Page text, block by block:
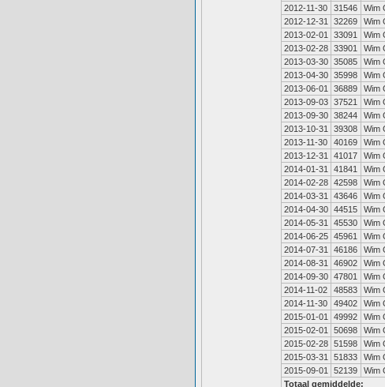
2012-11-30
31546 Wim
2012-12-31
32269 Wim
2013-02-01
33091 Wim
2013-02-28 33901 Wim
2013-03-30 35085 Wim
2013-04-30 35998 Wim
2013-06-01
36889 Wim
2013-09-03 37521 Wim
2013-09-30 38244 Wim
2013-10-31
39308 Wim
2013-11-30
40169 Wim
2013-12-31
41017 Wim
2014-01-31
41841 Wim
2014-02-28 42598 Wim
2014-03-31
43646 Wim
2014-04-30 44515 Wim
2014-05-31
45530 Wim
2014-06-25 45961 Wim
2014-07-31
46186 Wim
2014-08-31
46902 Wim
2014-09-30 47801 Wim
2014-11-02
48583 Wim
2014-11-30
49402 Wim
2015-01-01
49992 Wim
2015-02-01
50698 Wim
2015-02-28 51598 Wim
2015-03-31
51833 Wim
2015-09-01
52139 Wim
Totaal gemiddelde: